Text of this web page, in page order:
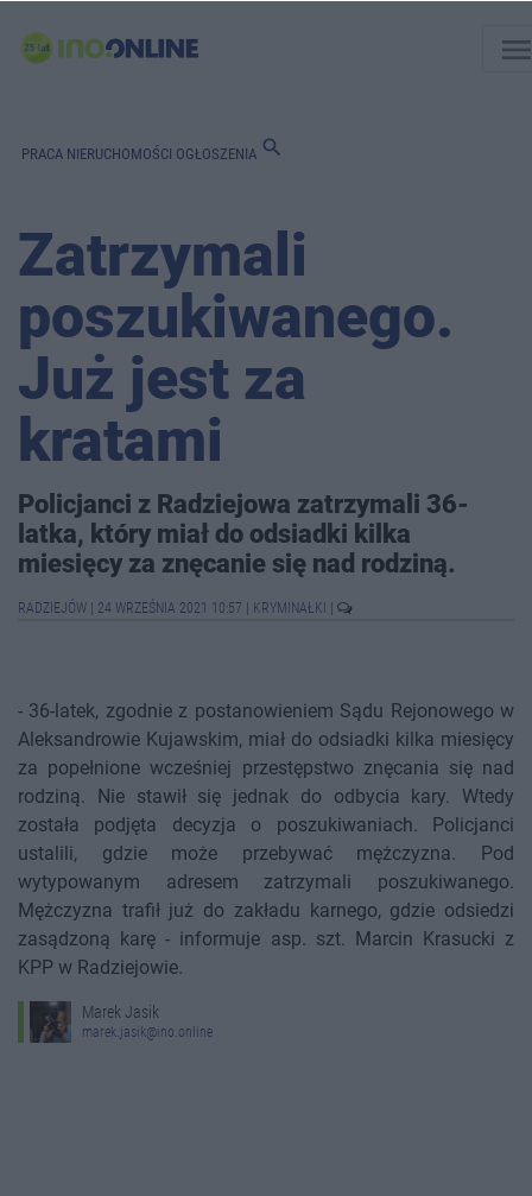
PRACA NIERUCHOMOŚCI OGŁOSZENIA search
Zatrzymali
poszukiwanego.
Już jest za
kratami
Policjanci z Radziejowa zatrzymali 36-
latka, który miał do odsiadki kilka
miesięcy za znęcanie się nad rodziną.
RADZIEJÓW 24 WRZEŚNIA 2021 10:57 KRYMINAŁKI
- 36-latek, zgodnie z postanowieniem Sądu Rejonowego w
Aleksandrowie Kujawskim, miał do odsiadki kilka miesięcy
za popełnione wcześniej przestępstwo znęcania się nad
rodziną. Nie stawił się jednak do odbycia kary. Wtedy
została podjęta decyzja o poszukiwaniach. Policjanci
ustalili, gdzie może przebywać mężczyzna. Pod
wytypowanym adresem zatrzymali poszukiwanego.
Mężczyzna trafił już do zakładu karnego, gdzie odsiedzi
zasądzoną karę - informuje asp. szt. Marcin Krasucki z
KPP w Radziejowie.
Marek Jasik
marek.jasik@ino.online